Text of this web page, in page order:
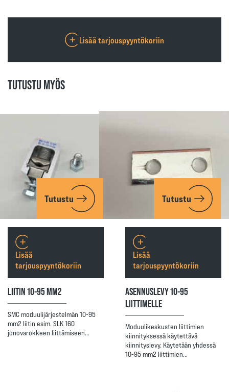
Lisää tarjouspyyntökoriin
TUTUSTU MYÖS
Tutustu
LIITIN 10-95 MM2
SMC moduulijärjestelmän 10-95
mm2 liitin esim. SLK 160
jonovarokkeen liittämiseen…
Lisää
tarjouspyyntökoriin
Tutustu
ASENNUSLEVY 10-95
LIITTIMELLE
Moduulikeskusten liittimien
kiinnityksessä käytettävä
kiinnityslevy. Käytetään yhdessä
10-95 mm2 liittimien…
Lisää
tarjouspyyntökoriin